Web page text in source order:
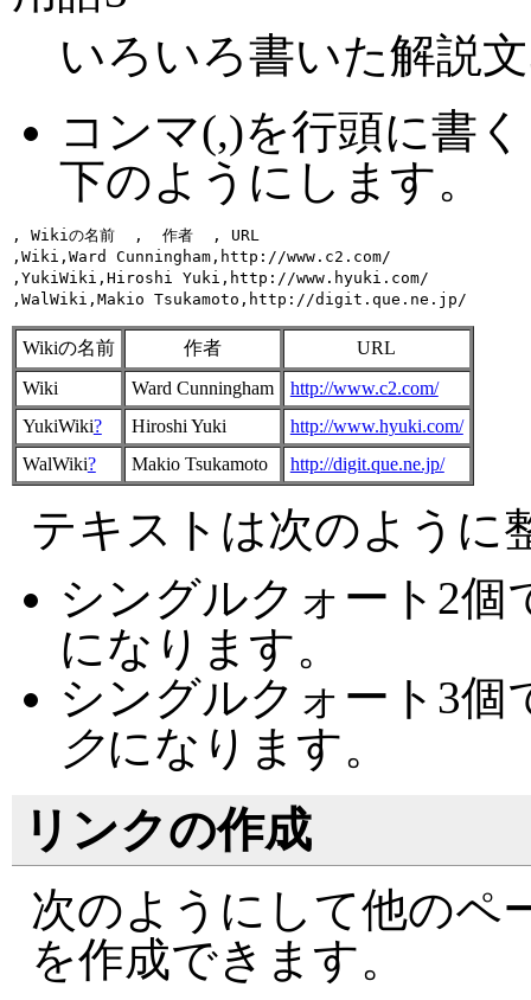
いろいろ書いた解説
コンマ(,)を行頭に書
下のようにします。
, Wikiの名前  ,  作者  , URL
,Wiki,Ward Cunningham,http://www.c2.com/
,YukiWiki,Hiroshi Yuki,http://www.hyuki.com/
Wikiの名前 作者
URL
Wiki
Ward Cunningham
http://www.c2.com/
YukiWiki? Hiroshi Yuki
http://www.hyuki.com/
WalWiki? Makio Tsukamoto http://digit.que.ne.jp/
テキストは次のように
シングルクォート2個
になります。
シングルクォート3個
クになります。
リンクの作成
次のようにして他のペ
を作成できます。